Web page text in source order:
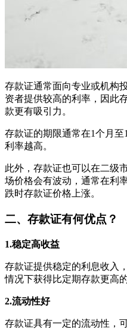
存款证通常面向专业或机构
资者提供较高的利率，因此
款更有吸引力。
存款证的期限通常在1个月至
利率越高。
此外，存款证也可以在二级
场价格会有波动，通常在利
跌时存款证价格上涨。
二、存款证有何优点？
1.稳定高收益
存款证提供稳定的利息收入
情况下获得比定期存款更高
2.流动性好
存款证具有一定的流动性，